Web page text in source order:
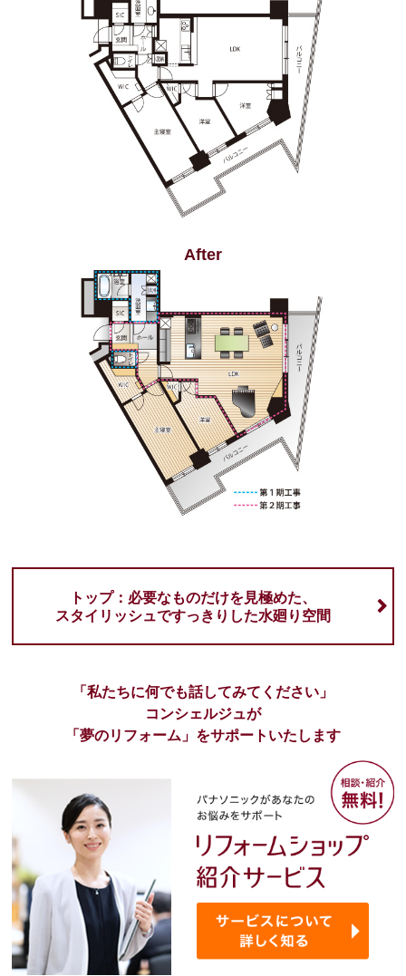
After
トップ：必要なものだけを見極めた、
スタイリッシュですっきりした水廻り空間
「私たちに何でも話してみてください」
コンシェルジュが
「夢のリフォーム」をサポートいたします